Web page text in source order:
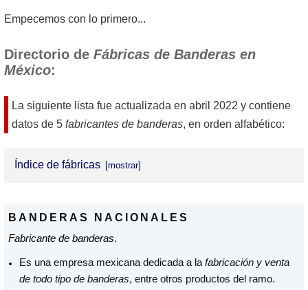
Empecemos con lo primero...
Directorio de Fábricas de Banderas en
México:
La siguiente lista fue actualizada en abril 2022 y contiene
datos de 5 fabricantes de banderas, en orden alfabético:
Índice de fábricas
S.A. DE C.V.
FESTIVAL DE BANDERAS, S.A. DE C.V.
BANDERAS NACIONALES
Fabricante de banderas.
Es una empresa mexicana dedicada a la fabricación y venta
de todo tipo de banderas, entre otros productos del ramo.